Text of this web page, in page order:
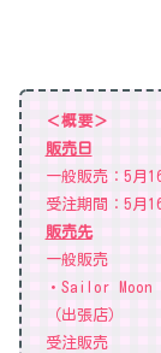
＜概要＞
販売日
一般販売：5月
受注期間：5月
販売先
一般販売
・Sailor
（出張店）
受注販売